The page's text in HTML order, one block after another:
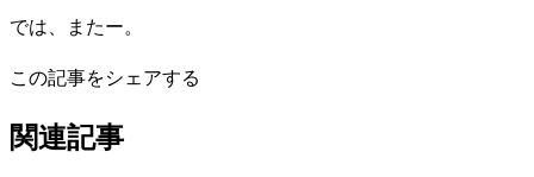
では、またー。
この記事をシェアする
関連記事